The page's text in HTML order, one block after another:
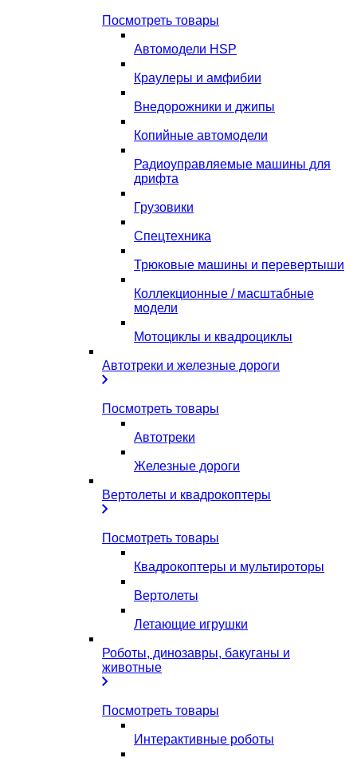
Посмотреть товары
Автомодели HSP
Краулеры и амфибии
Внедорожники и джипы
Копийные автомодели
Радиоуправляемые машины для
дрифта
Грузовики
Спецтехника
Трюковые машины и перевертыши
Коллекционные / масштабные
модели
Мотоциклы и квадроциклы
Автотреки и железные дороги
Посмотреть товары
Автотреки
Железные дороги
Вертолеты и квадрокоптеры
Посмотреть товары
Квадрокоптеры и мультироторы
Вертолеты
Летающие игрушки
Роботы, динозавры, бакуганы и
животные
Посмотреть товары
Интерактивные роботы